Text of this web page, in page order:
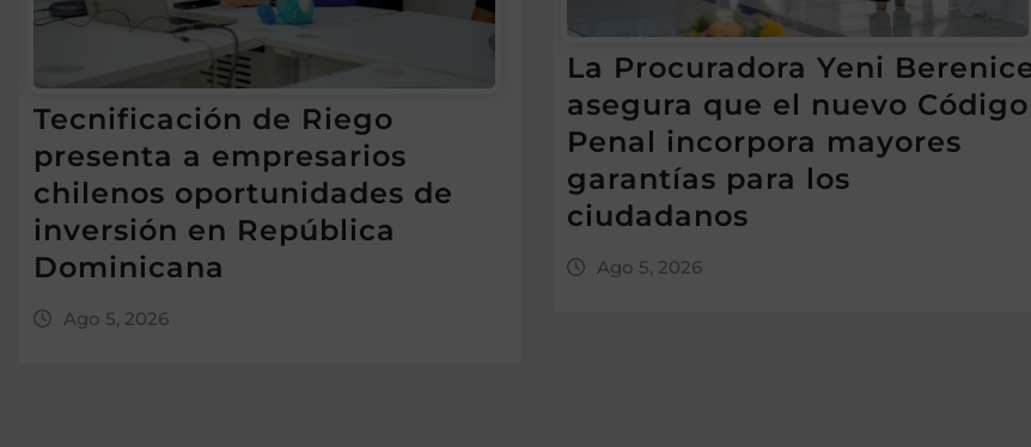
Tecnificación de Riego
presenta a empresarios
chilenos oportunidades de
inversión en República
Dominicana
Ago 5, 2026
La Procuradora Yeni
asegura que el nuevo Código
Penal incorpora mayores
garantías para los
ciudadanos
Ago 5, 2026